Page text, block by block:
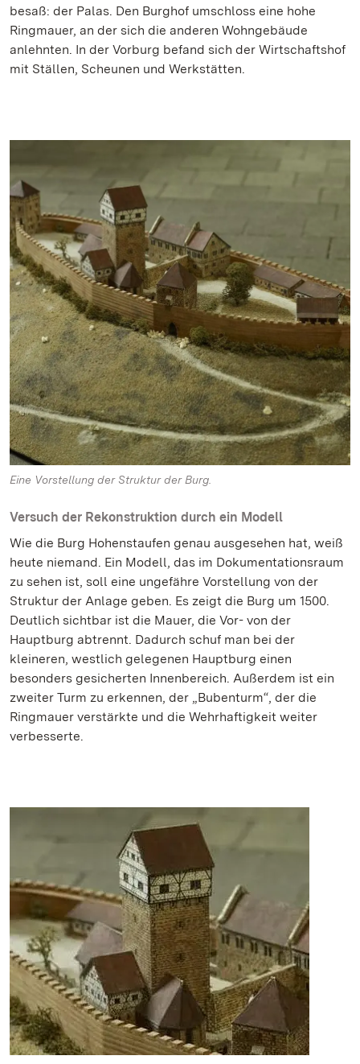
besaß: der Palas. Den Burghof umschloss eine hohe
Ringmauer, an der sich die anderen Wohngebäude
anlehnten. In der Vorburg befand sich der Wirtschaftshof
mit Ställen, Scheunen und Werkstätten.
Eine Vorstellung der Struktur der Burg.
Versuch der Rekonstruktion durch ein Modell
Wie die Burg Hohenstaufen genau ausgesehen hat, weiß
heute niemand. Ein Modell, das im Dokumentationsraum
zu sehen ist, soll eine ungefähre Vorstellung von der
Struktur der Anlage geben. Es zeigt die Burg um 1500.
Deutlich sichtbar ist die Mauer, die Vor- von der
Hauptburg abtrennt. Dadurch schuf man bei der
kleineren, westlich gelegenen Hauptburg einen
besonders gesicherten Innenbereich. Außerdem ist ein
zweiter Turm zu erkennen, der „Bubenturm“, der die
Ringmauer verstärkte und die Wehrhaftigkeit weiter
verbesserte.